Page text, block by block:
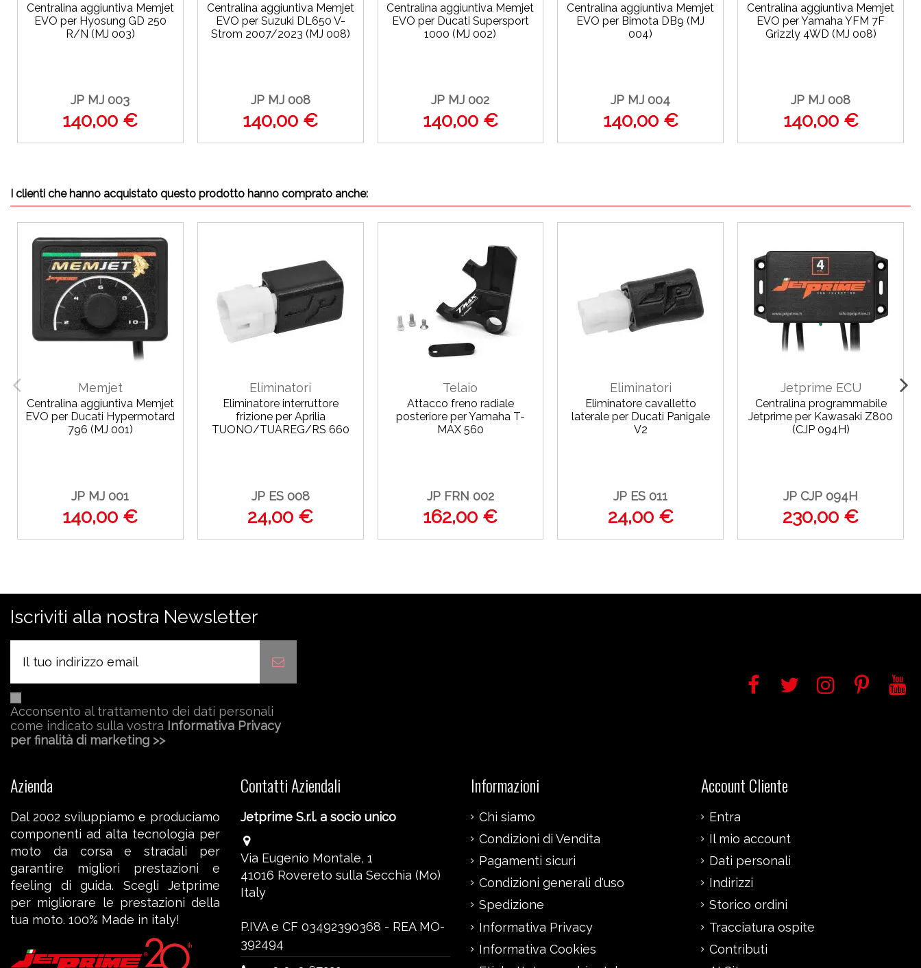
Centralina aggiuntiva Memjet
EVO per Hyosung GD 250
R/N (MJ 003)
JP MJ 003
140,00 €
Centralina aggiuntiva Memjet
EVO per Suzuki DL650 V-
Strom 2007/2023 (MJ 008)
JP MJ 008
140,00 €
Centralina aggiuntiva Memjet
EVO per Ducati Supersport
1000 (MJ 002)
JP MJ 002
140,00 €
Centralina aggiuntiva Memjet
EVO per Bimota DB9 (MJ
004)
JP MJ 004
140,00 €
Centralina aggiuntiva Memjet
EVO per Yamaha YFM 7F
Grizzly 4WD (MJ 008)
JP MJ 008
140,00 €
I clienti che hanno acquistato questo prodotto hanno comprato anche:
Memjet
Centralina aggiuntiva Memjet
EVO per Ducati Hypermotard
796 (MJ 001)
JP MJ 001
140,00 €
Eliminatori
Eliminatore interruttore
frizione per Aprilia
TUONO/TUAREG/RS 660
JP ES 008
24,00 €
Telaio
Attacco freno radiale
posteriore per Yamaha T-
MAX 560
JP FRN 002
162,00 €
Eliminatori
Eliminatore cavalletto
laterale per Ducati Panigale
V2
JP ES 011
24,00 €
Jetprime ECU
Centralina programmabile
Jetprime per Kawasaki Z800
(CJP 094H)
JP CJP 094H
230,00 €
Iscriviti alla nostra Newsletter
Acconsento al trattamento dei dati personali
come indicato sulla vostra Informativa Privacy
per finalità di marketing >>
Azienda
Dal 2002 sviluppiamo e produciamo
componenti ad alta tecnologia per
moto da corsa e stradali per
garantire migliori prestazioni e
feeling di guida. Scegli Jetprime
per migliorare le prestazioni della
tua moto. 100% Made in italy!
Contatti Aziendali
Jetprime S.r.l. a socio unico
Via Eugenio Montale, 1
41016 Rovereto sulla Secchia (Mo)
Italy
P.IVA e CF 03492390368 - REA MO-
392494
Informazioni
Chi siamo
Condizioni di Vendita
Pagamenti sicuri
Condizioni generali d'uso
Spedizione
Informativa Privacy
Informativa Cookies
Account Cliente
Entra
Il mio account
Dati personali
Indirizzi
Storico ordini
Tracciatura ospite
Contributi